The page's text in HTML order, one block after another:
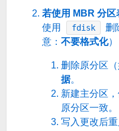
若使用 MBR 分区
使用
fdisk
删
意： 不要格式化）
删除原分区（
据。
新建主分区
原分区一致。
写入更改后重